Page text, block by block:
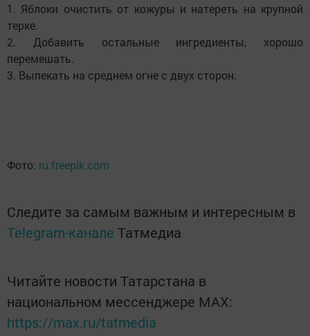
1. Яблоки очистить от кожуры и натереть на крупной
терке.
2. Добавить остальные ингредиенты, хорошо
перемешать.
3. Выпекать на среднем огне с двух сторон.
Фото: ru.freepik.com
Следите за самым важным и интересным в
Telegram-канале Татмедиа
Читайте новости Татарстана в
национальном мессенджере MАХ:
https://max.ru/tatmedia